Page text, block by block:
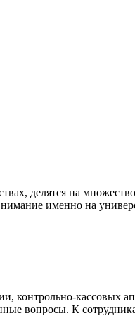
делятся на
именно на
контрольно-кассовых
вопросы. К